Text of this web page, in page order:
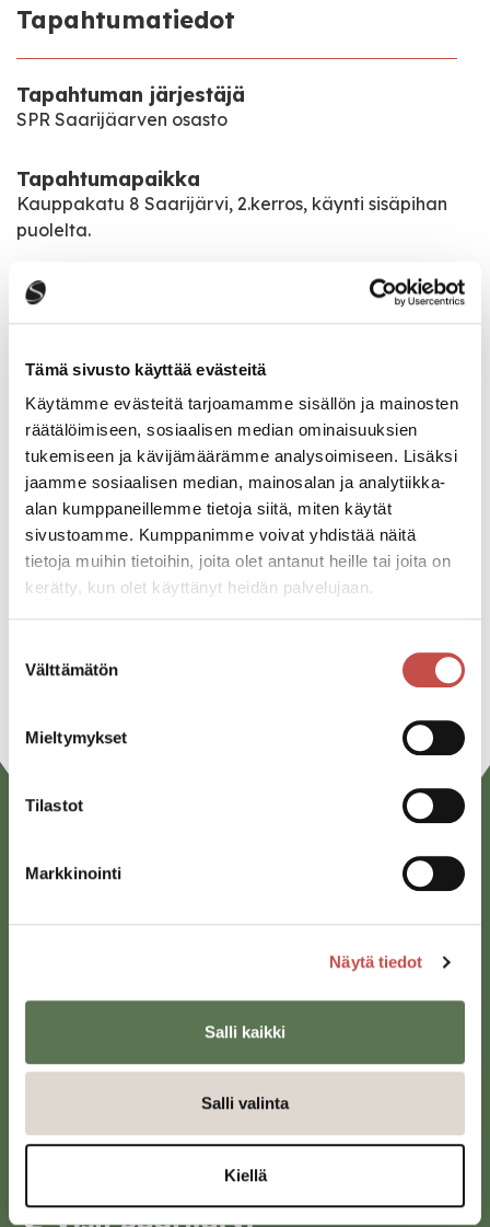
Tämä sivusto käyttää evästeitä
Käytämme evästeitä tarjoamamme sisällön ja mainosten
räätälöimiseen, sosiaalisen median ominaisuuksien
tukemiseen ja kävijämäärämme analysoimiseen. Lisäksi
jaamme sosiaalisen median, mainosalan ja analytiikka-
alan kumppaneillemme tietoja siitä, miten käytät
sivustoamme. Kumppanimme voivat yhdistää näitä
tietoja muihin tietoihin, joita olet antanut heille tai joita on
kerätty, kun olet käyttänyt heidän palvelujaan.
valinta
Välttämätön
Mieltymykset
Tilastot
Markkinointi
Näytä tiedot
Salli kaikki
Salli valinta
Kiellä
Tapahtumatiedot
Tapahtuman järjestäjä
SPR Saarijäarven osasto
Tapahtumapaikka
Kauppakatu 8 Saarijärvi, 2.kerros, käynti sisäpihan
puolelta.
Pääsymaksu
Katso kaikki tapahtumat
Jaa tapahtuma:
Facebook
Twitter
URL
Saarijärven kaupunki
kirjaamo@saarijarvi.fi
Karttapalvelu